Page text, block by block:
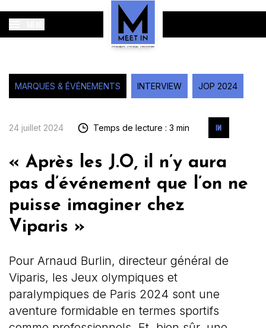
MARQUES & ÉVÉNEMENTS INTERVIEW JOP 2024
24 juillet 2024 Temps de lecture : 3 min
« Après les J.O, il n’y aura
pas d’événement que l’on ne
puisse imaginer chez
Viparis »
Pour Arnaud Burlin, directeur général de
Viparis, les Jeux olympiques et
paralympiques de Paris 2024 sont une
aventure formidable en termes sportifs